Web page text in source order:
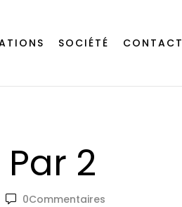
SOCIÉTÉ CONTACT
2
0Commentaires